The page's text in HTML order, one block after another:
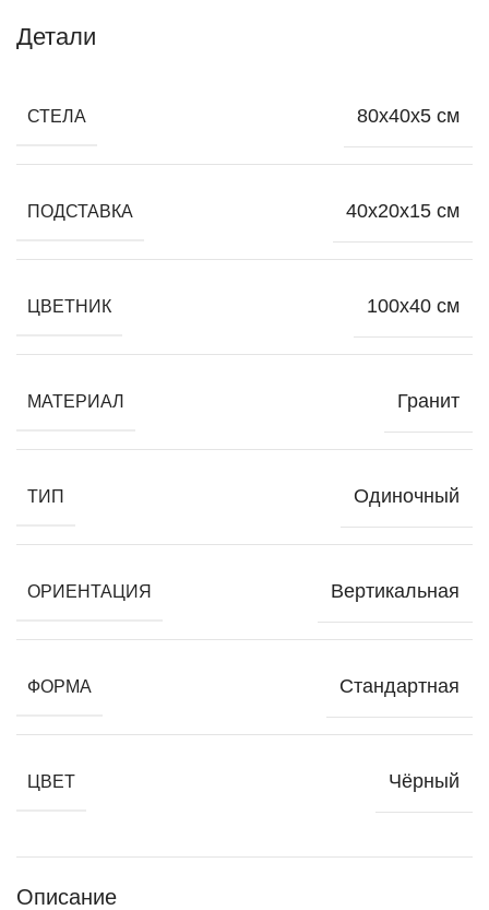
Детали
СТЕЛА 80х40х5 см
ПОДСТАВКА 40х20х15 см
ЦВЕТНИК 100х40 см
МАТЕРИАЛ Гранит
ТИП Одиночный
ОРИЕНТАЦИЯ Вертикальная
ФОРМА Стандартная
ЦВЕТ Чёрный
Описание